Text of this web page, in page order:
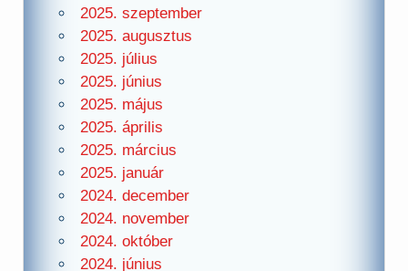
2025. szeptember
2025. augusztus
2025. július
2025. június
2025. május
2025. április
2025. március
2025. január
2024. december
2024. november
2024. október
2024. június